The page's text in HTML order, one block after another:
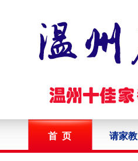
首 页 请家教